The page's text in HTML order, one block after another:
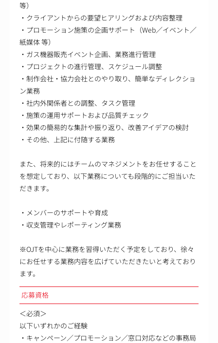
等）
・クライアントからの要望ヒアリングおよび内容整理
・プロモーション施策の企画サポート（Web／イベント／
紙媒体 等）
・ガス機器販売イベント企画、業務進行管理
・プロジェクトの進行管理、スケジュール調整
・制作会社・協力会社とのやり取り、簡単なディレクショ
ン業務
・社内外関係者との調整、タスク管理
・施策の運用サポートおよび品質チェック
・効果の簡易的な集計や振り返り、改善アイデアの検討
・その他、上記に付随する業務
また、将来的にはチームのマネジメントをお任せすること
を想定しており、以下業務についても段階的にご担当いた
だきます。
・メンバーのサポートや育成
・収支管理やレポーティング業務
※OJTを中心に業務を習得いただく予定をしており、徐々
にお任せする業務内容を広げていただきたいと考えており
ます。
応募資格
＜必須＞
以下いずれかのご経験
・キャンペーン／プロモーション／窓口対応などの事務局